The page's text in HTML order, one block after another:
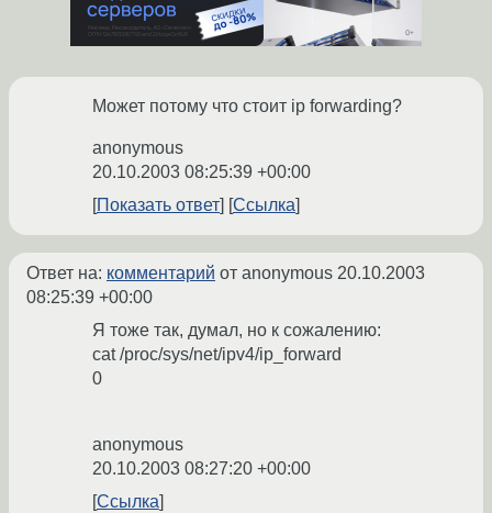
Может потому что стоит ip forwarding?
anonymous
20.10.2003 08:25:39 +00:00
Показать ответ
Ссылка
Ответ на: комментарий от anonymous 20.10.2003
08:25:39 +00:00
Я тоже так, думал, но к сожалению:
cat /proc/sys/net/ipv4/ip_forward
0
anonymous
20.10.2003 08:27:20 +00:00
Ссылка